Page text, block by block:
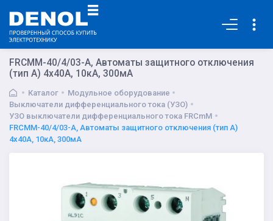
FRCMM-40/4/03-A, Автоматы защитного отключения
(тип А) 4x40A, 10кА, 300мА
Каталог
Модульное оборудование
Выключатели дифференциального тока (УЗО)
УЗО выключатели дифференциального тока FRCmM
FRCMM-40/4/03-A, Автоматы защитного отключения (тип А)
4x40A, 10кА, 300мА